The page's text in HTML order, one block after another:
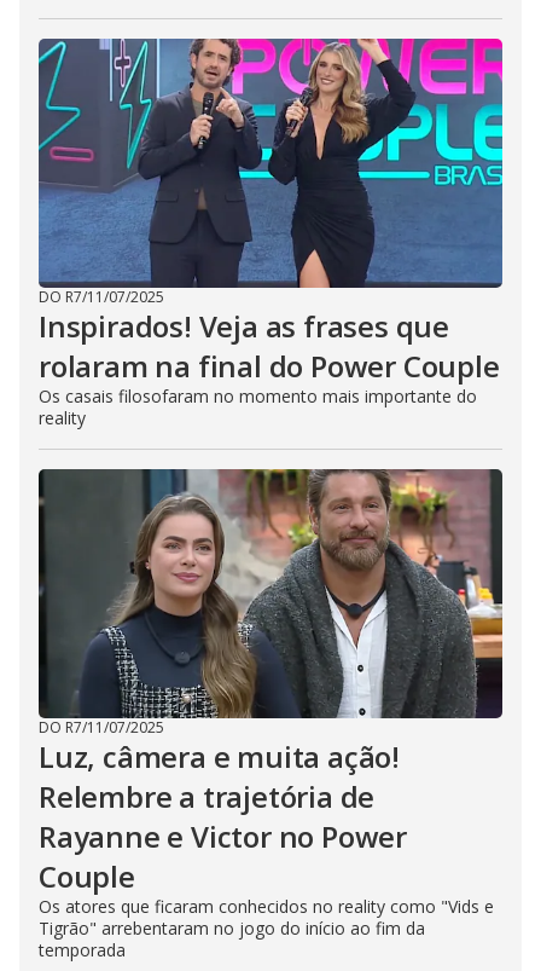
DO R7/11/07/2025
Inspirados! Veja as frases que
rolaram na final do Power Couple
Os casais filosofaram no momento mais importante do
reality
DO R7/11/07/2025
Luz, câmera e muita ação!
Relembre a trajetória de
Rayanne e Victor no Power
Couple
Os atores que ficaram conhecidos no reality como "Vids e
Tigrão" arrebentaram no jogo do início ao fim da
temporada